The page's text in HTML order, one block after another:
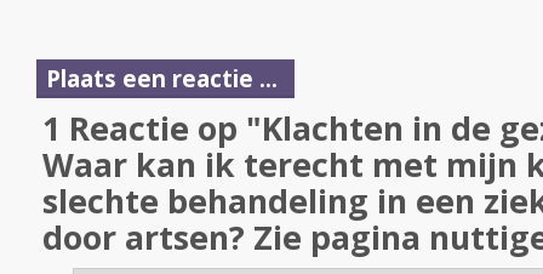
Plaats een reactie ...
1 Reactie op "Klachten in de
Waar kan ik terecht met mijn
slechte behandeling in een
door artsen? Zie pagina